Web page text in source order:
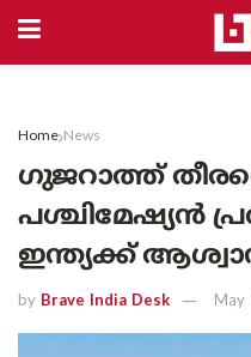
Home News
ഗുജറാത്ത്
പശ്ചിമേഷ്യൻ
ഇന്ത്യക്ക്
by Brave India Desk May